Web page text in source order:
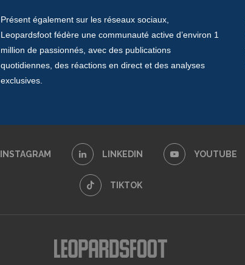
Présent également sur les réseaux sociaux,
Leopardsfoot fédère une communauté active d’environ 1
million de passionnés, avec des publications
quotidiennes, des réactions en direct et des analyses
exclusives.
INSTAGRAM LINKEDIN YOUTUBE
TIKTOK